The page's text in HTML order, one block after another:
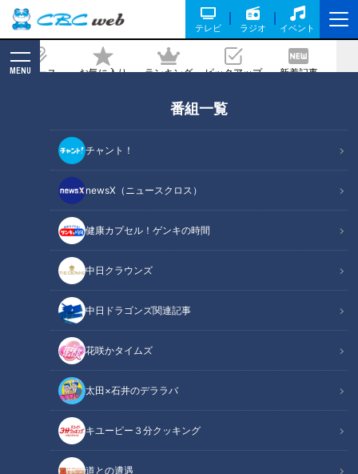
テレビ ラジオ イベント
ニュース お気に入り ランキング ピックアップ 新着記事
MENU
番組一覧
チャント！
newsX（ニュースクロス）
健康カプセル！ゲンキの時間
中日クラウンズ
中日ドラゴンズ関連記事
花咲かタイムズ
太田×石井のデララバ
キユーピー３分クッキング
道との遭遇
ばたちまちとりこに！極うま白醤油らー
めん「麺屋 伊藤」
記事に戻る